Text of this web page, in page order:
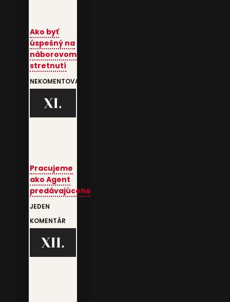
Ako byť
úspešný na
náborovom
stretnutí
NEKOMENTOVANÉ
Pracujeme
ako Agent
predávajúceho
JEDEN
KOMENTÁR